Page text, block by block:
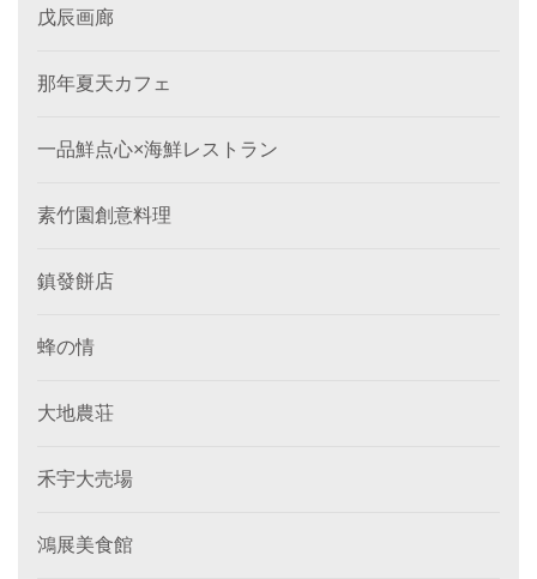
戊辰画廊
那年夏天カフェ
一品鮮点心×海鮮レストラン
素竹園創意料理
鎮發餅店
蜂の情
大地農荘
禾宇大売場
鴻展美食館